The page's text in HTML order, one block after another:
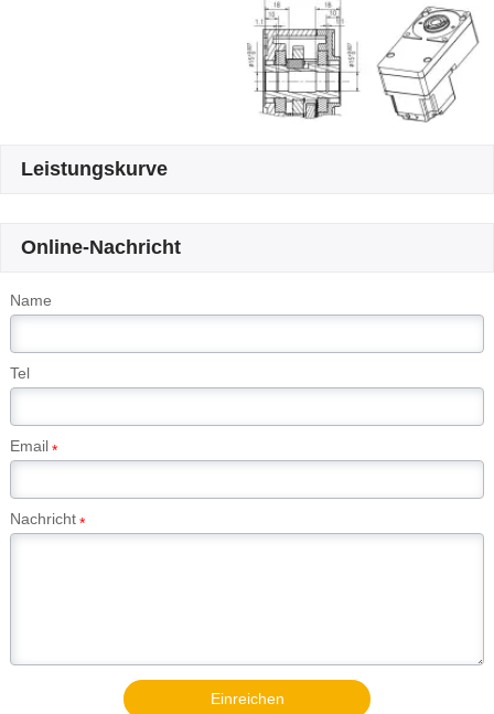
Leistungskurve
Online-Nachricht
Name
Tel
Email*
Nachricht*
Einreichen